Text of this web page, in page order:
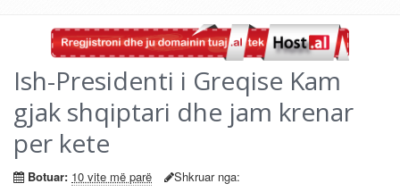
Ish-Presidenti i Greqise Kam
gjak shqiptari dhe jam krenar
per kete
Botuar: 10 vite më parë Shkruar nga: